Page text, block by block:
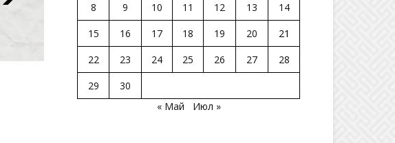
8
9 10 11 12 13
14
15
16 17 18 19 20
21
22
23 24 25 26 27
28
29
30
« Май
Июл »